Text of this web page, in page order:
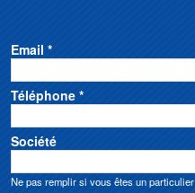
Email *
Téléphone *
Société
Ne pas remplir si vous êtes un particulier